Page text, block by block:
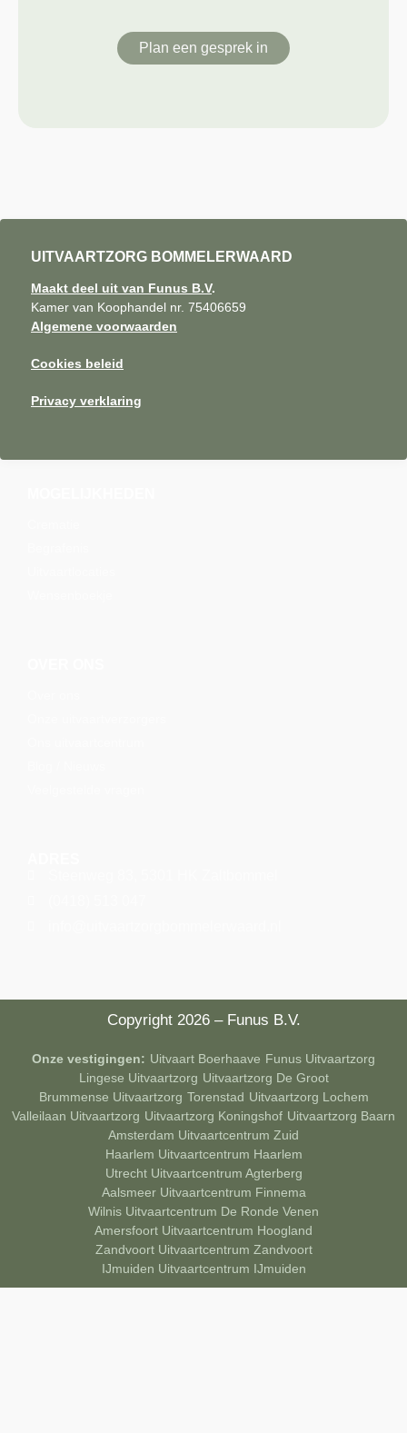
Plan een gesprek in
UITVAARTZORG BOMMELERWAARD
Maakt deel uit van Funus B.V.
Kamer van Koophandel nr. 75406659
Algemene voorwaarden
Cookies beleid
Privacy verklaring
Copyright 2026 – Funus B.V.
Onze vestigingen: Uitvaart Boerhaave Funus Uitvaartzorg
Lingese Uitvaartzorg Uitvaartzorg De Groot
Brummense Uitvaartzorg Torenstad Uitvaartzorg Lochem
Valleilaan Uitvaartzorg Uitvaartzorg Koningshof Uitvaartzorg Baarn
Amsterdam Uitvaartcentrum Zuid
Haarlem Uitvaartcentrum Haarlem
Utrecht Uitvaartcentrum Agterberg
Aalsmeer Uitvaartcentrum Finnema
Wilnis Uitvaartcentrum De Ronde Venen
Amersfoort Uitvaartcentrum Hoogland
Zandvoort Uitvaartcentrum Zandvoort
IJmuiden Uitvaartcentrum IJmuiden